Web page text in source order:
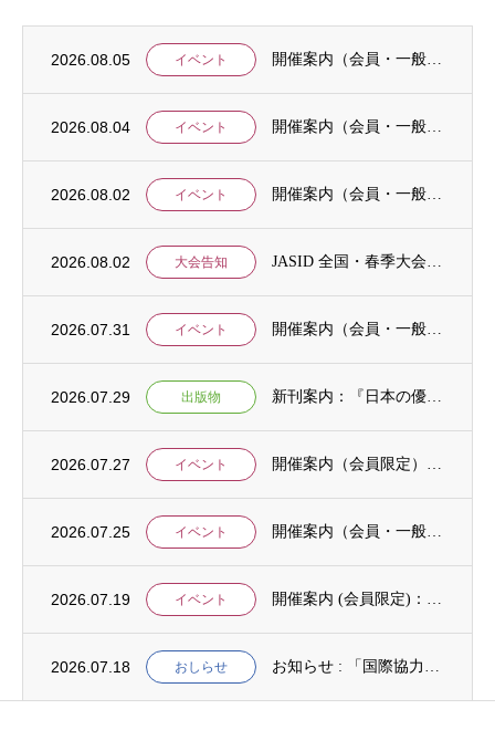
2026.08.05 イベント
2026.08.04 イベント
2026.08.02 イベント
2026.08.02 大会告知
2026.07.31 イベント
2026.07.29 出版物
2026.07.27 イベント
2026.07.25 イベント
2026.07.19 イベント
2026.07.18 おしらせ